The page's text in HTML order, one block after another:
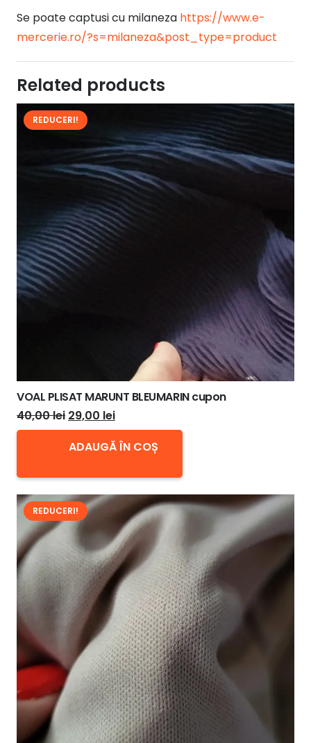
Se poate captusi cu milaneza https://www.e-
mercerie.ro/?s=milaneza&post_type=product
Related products
REDUCERI!
VOAL PLISAT MARUNT BLEUMARIN cupon
40,00lei Prețul
inițial
a
40,00 lei.
29,00 leiPrețul
curent
este:
ADAUGĂ ÎN COȘ
REDUCERI!